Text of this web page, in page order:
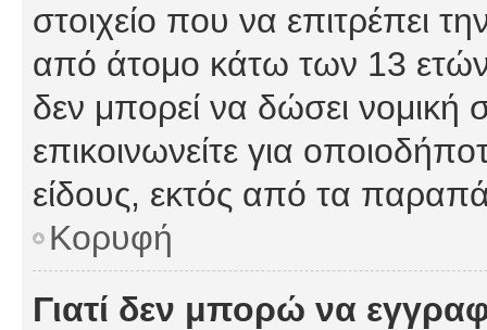
στοιχείο που να επιτρέπει
από άτομο κάτω των 13
δεν μπορεί να δώσει νομική
επικοινωνείτε για
είδους, εκτός από τα
Κορυφή
Γιατί δεν μπορώ να